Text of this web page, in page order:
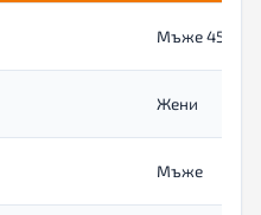
Мъже 45+
Жени
Mъже